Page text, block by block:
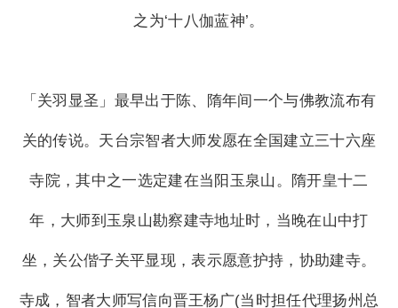
之为‘十八伽蓝神’。
「关羽显圣」最早出于陈、隋年间一个与佛教流布有
关的传说。天台宗智者大师发愿在全国建立三十六座
寺院，其中之一选定建在当阳玉泉山。隋开皇十二
年，大师到玉泉山勘察建寺地址时，当晚在山中打
坐，关公偕子关平显现，表示愿意护持，协助建寺。
寺成，智者大师写信向晋王杨广(当时担任代理扬州总